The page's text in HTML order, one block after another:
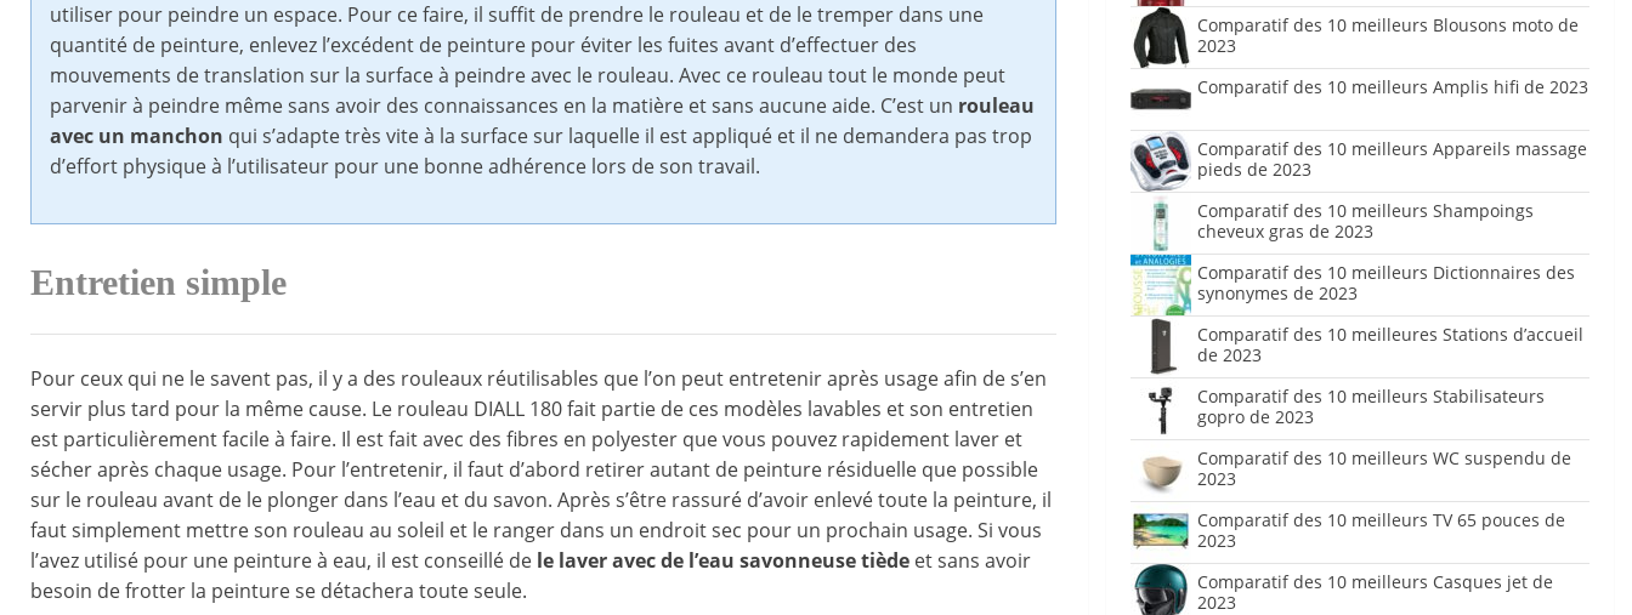
utiliser pour peindre un espace. Pour ce faire, il suffit de prendre le rouleau et de le tremper dans une
quantité de peinture, enlevez l’excédent de peinture pour éviter les fuites avant d’effectuer des
mouvements de translation sur la surface à peindre avec le rouleau. Avec ce rouleau tout le monde peut
parvenir à peindre même sans avoir des connaissances en la matière et sans aucune aide. C’est un rouleau
avec un manchon qui s’adapte très vite à la surface sur laquelle il est appliqué et il ne demandera pas trop
d’effort physique à l’utilisateur pour une bonne adhérence lors de son travail.
Entretien simple
Pour ceux qui ne le savent pas, il y a des rouleaux réutilisables que l’on peut entretenir après usage afin de s’en
servir plus tard pour la même cause. Le rouleau DIALL 180 fait partie de ces modèles lavables et son entretien
est particulièrement facile à faire. Il est fait avec des fibres en polyester que vous pouvez rapidement laver et
sécher après chaque usage. Pour l’entretenir, il faut d’abord retirer autant de peinture résiduelle que possible
sur le rouleau avant de le plonger dans l’eau et du savon. Après s’être rassuré d’avoir enlevé toute la peinture, il
faut simplement mettre son rouleau au soleil et le ranger dans un endroit sec pour un prochain usage. Si vous
l’avez utilisé pour une peinture à eau, il est conseillé de le laver avec de l’eau savonneuse tiède et sans avoir
besoin de frotter la peinture se détachera toute seule.
Comparatif des 10 meilleurs Blousons moto de
2023
Comparatif des 10 meilleurs Amplis hifi de 2023
Comparatif des 10 meilleurs Appareils massage
pieds de 2023
Comparatif des 10 meilleurs Shampoings
cheveux gras de 2023
Comparatif des 10 meilleurs Dictionnaires des
synonymes de 2023
Comparatif des 10 meilleures Stations d’accueil
de 2023
Comparatif des 10 meilleurs Stabilisateurs
gopro de 2023
Comparatif des 10 meilleurs WC suspendu de
2023
Comparatif des 10 meilleurs TV 65 pouces de
2023
Comparatif des 10 meilleurs Casques jet de
2023